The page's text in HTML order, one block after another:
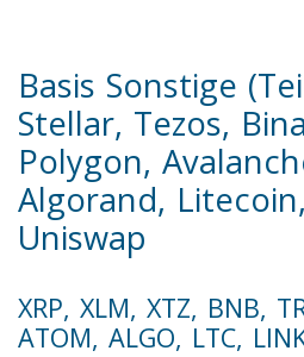
Basis Sonstige
Stellar, Tezos,
Polygon,
Algorand,
Uniswap
XRP, XLM, XTZ, BNB,
ATOM, ALGO, LTC,